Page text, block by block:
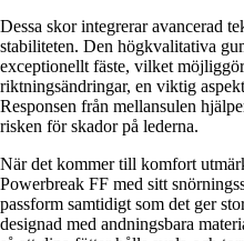
Dessa skor integrerar avancerad
stabiliteten. Den högkvalitativa
exceptionellt fäste, vilket
riktningsändringar, en viktig
Responsen från mellansulen
risken för skador på lederna.
När det kommer till komfort
Powerbreak FF med sitt
passform samtidigt som det ger
designad med andningsbara